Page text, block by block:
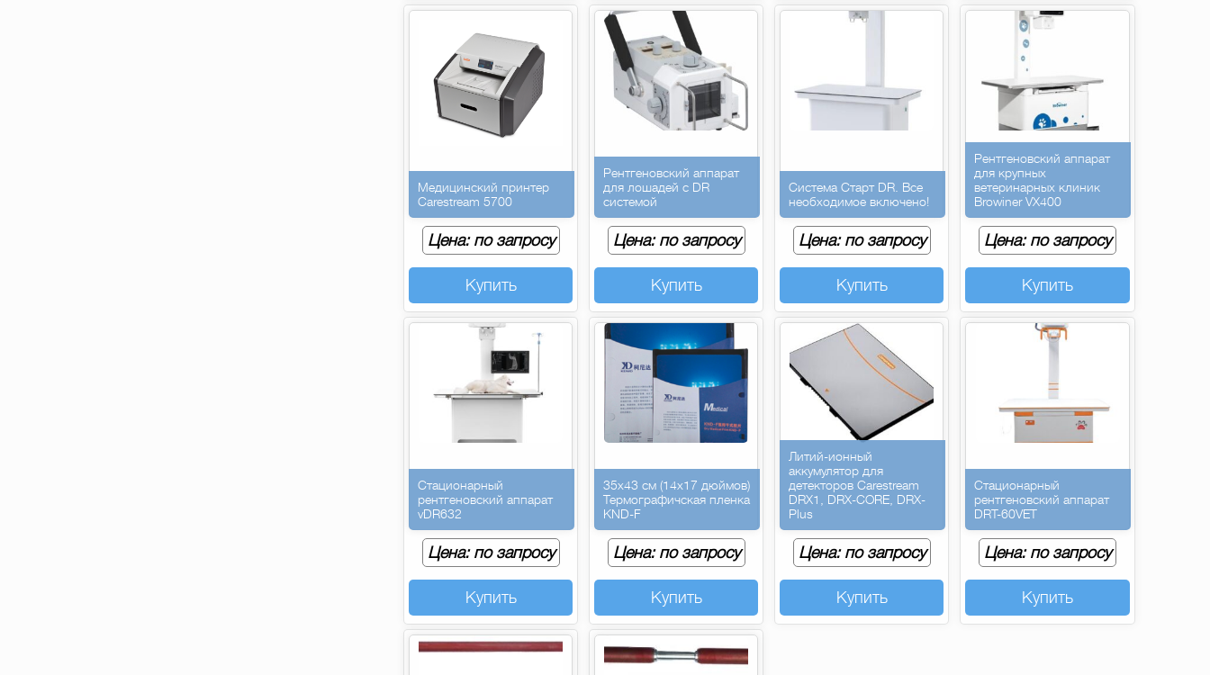
Медицинский принтер
Carestream 5700
Цена: по запросу
Купить
Рентгеновский аппарат
для лошадей с DR
системой
Цена: по запросу
Купить
Система Старт DR. Все
необходимое включено!
Цена: по запросу
Купить
Рентгеновский аппарат
для крупных
ветеринарных клиник
Browiner VX400
Цена: по запросу
Купить
Стационарный
рентгеновский аппарат
vDR632
Цена: по запросу
Купить
35х43 см (14х17 дюймов)
Термографичская пленка
KND-F
Цена: по запросу
Купить
Литий-ионный
аккумулятор для
детекторов Carestream
DRX1, DRX-CORE, DRX-
Plus
Цена: по запросу
Купить
Стационарный
рентгеновский аппарат
DRT-60VET
Цена: по запросу
Купить